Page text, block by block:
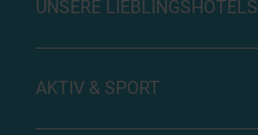
UNSERE LIEBLINGSHOTELS
AKTIV & SPORT